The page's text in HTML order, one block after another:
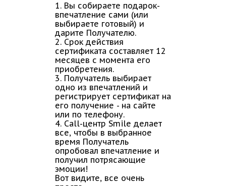
1. Вы собираете подарок-
впечатление сами (или
выбираете готовый) и
дарите Получателю.
2. Срок действия
сертификата составляет 12
месяцев с момента его
приобретения.
3. Получатель выбирает
одно из впечатлений и
регистрирует сертификат на
его получение - на сайте
или по телефону.
4. Call-центр Smile делает
все, чтобы в выбранное
время Получатель
опробовал впечатление и
получил потрясающие
эмоции!
Вот видите, все очень